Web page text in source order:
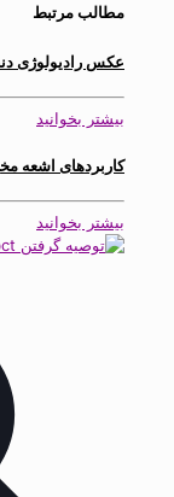
مطالب مرتبط
عکس رادیولوژی
بیشتر بخوانید
کاربردهای اشعه
بیشتر بخوانید